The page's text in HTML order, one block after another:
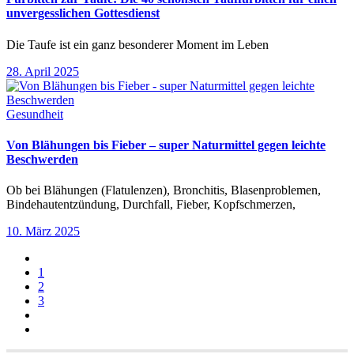
unvergesslichen Gottesdienst
Die Taufe ist ein ganz besonderer Moment im Leben
28. April 2025
Gesundheit
Von Blähungen bis Fieber – super Naturmittel gegen leichte
Beschwerden
Ob bei Blähungen (Flatulenzen), Bronchitis, Blasenproblemen,
Bindehautentzündung, Durchfall, Fieber, Kopfschmerzen,
10. März 2025
1
2
3